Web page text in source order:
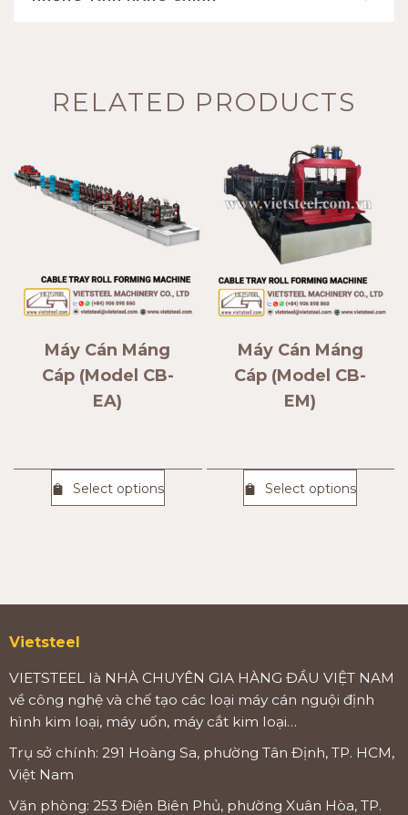
RELATED PRODUCTS
Máy Cán Máng
Cáp (Model CB-
EA)
Select options
Máy Cán Máng
Cáp (Model CB-
EM)
Select options
Vietsteel
VIETSTEEL là NHÀ CHUYÊN GIA HÀNG ĐẦU VIỆT NAM
về công nghệ và chế tạo các loại máy cán nguội định
hình kim loại, máy uốn, máy cắt kim loại…
Trụ sở chính: 291 Hoàng Sa, phường Tân Định, TP. HCM,
Việt Nam
Văn phòng: 253 Điện Biên Phủ, phường Xuân Hòa, TP.